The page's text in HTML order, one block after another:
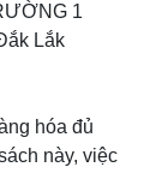
1
Lắk
hóa đủ
này, việc